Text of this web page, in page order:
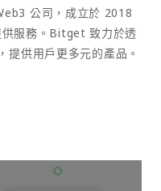
公司，成立於 2018
服務。Bitget 致力於透
提供用戶更多元的產品。